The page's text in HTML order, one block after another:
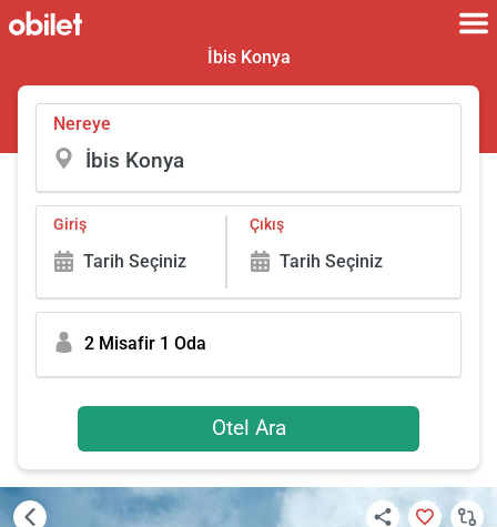
İbis Konya
Nereye
Giriş
Tarih Seçiniz
Çıkış
Tarih Seçiniz
2 Misafir 1 Oda
Otel Ara